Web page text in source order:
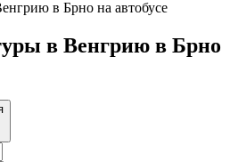
в Венгрию в Брно